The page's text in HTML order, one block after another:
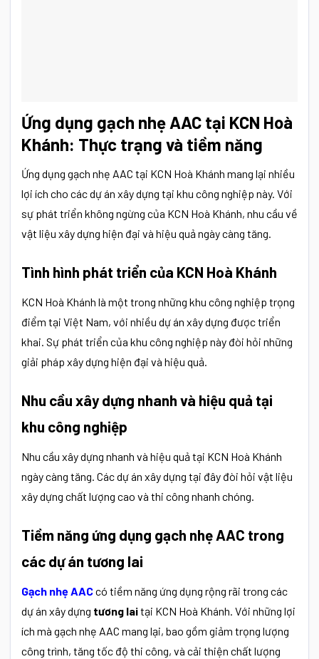
Ứng dụng gạch nhẹ AAC tại KCN Hoà
Khánh: Thực trạng và tiềm năng
Ứng dụng gạch nhẹ AAC tại KCN Hoà Khánh mang lại nhiều
lợi ích cho các dự án xây dựng tại khu công nghiệp này. Với
sự phát triển không ngừng của KCN Hoà Khánh, nhu cầu về
vật liệu xây dựng hiện đại và hiệu quả ngày càng tăng.
Tình hình phát triển của KCN Hoà Khánh
KCN Hoà Khánh là một trong những khu công nghiệp trọng
điểm tại Việt Nam, với nhiều dự án xây dựng được triển
khai. Sự phát triển của khu công nghiệp này đòi hỏi những
giải pháp xây dựng hiện đại và hiệu quả.
Nhu cầu xây dựng nhanh và hiệu quả tại
khu công nghiệp
Nhu cầu xây dựng nhanh và hiệu quả tại KCN Hoà Khánh
ngày càng tăng. Các dự án xây dựng tại đây đòi hỏi vật liệu
xây dựng chất lượng cao và thi công nhanh chóng.
Tiềm năng ứng dụng gạch nhẹ AAC trong
các dự án tương lai
Gạch nhẹ AACcó tiềm năng ứng dụng rộng rãi trong các
dự án xây dựng tương laitại KCN Hoà Khánh. Với những lợi
ích mà gạch nhẹ AAC mang lại, bao gồm giảm trọng lượng
công trình, tăng tốc độ thi công, và cải thiện chất lượng